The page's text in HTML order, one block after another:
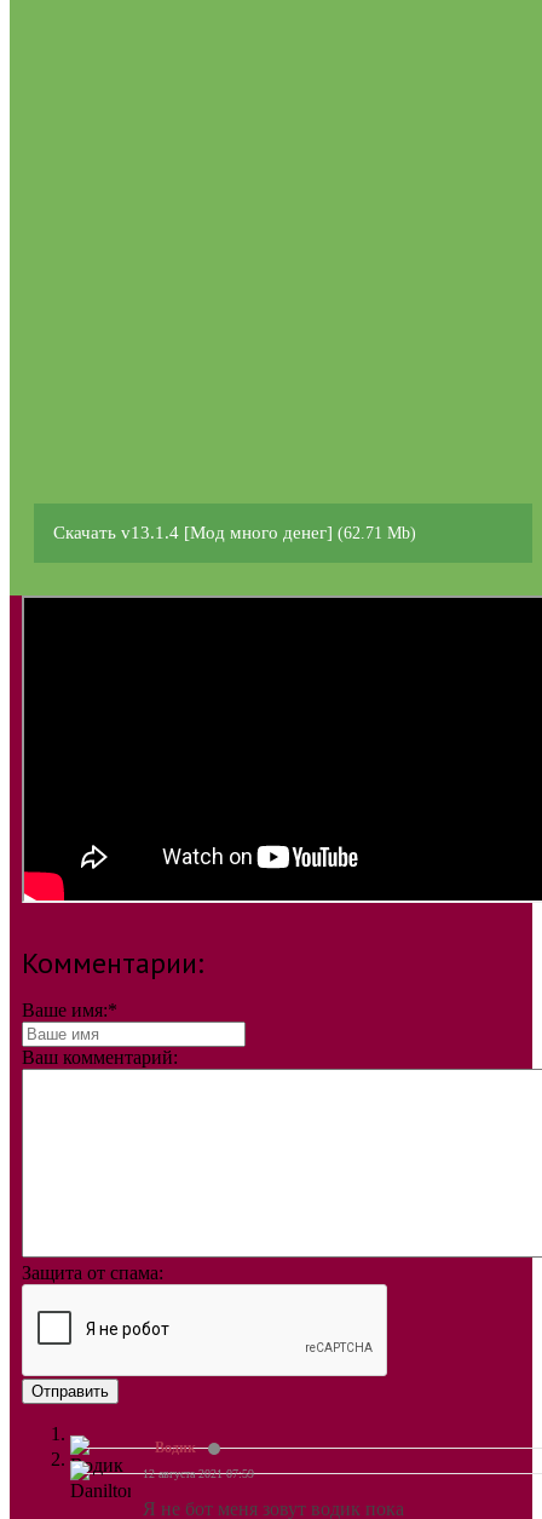
Скачать v13.1.4 [Мод много денег] (62.71 Mb)
Комментарии:
Ваше имя:*
Ваш комментарий:
Защита от спама:
Отправить
Водик
12 августа 2021 07:59
Я не бот меня зовут водик пока